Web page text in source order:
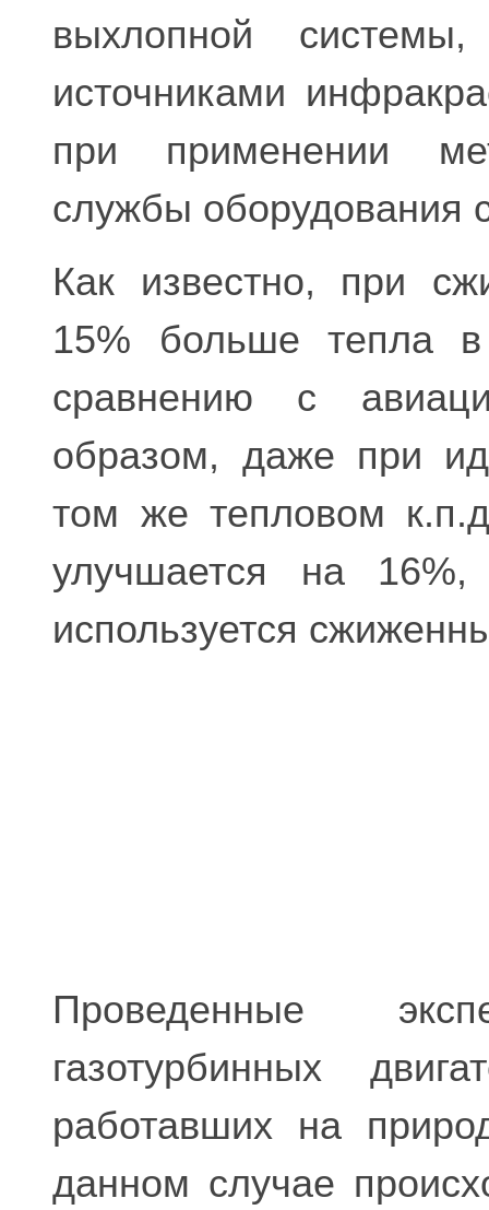
выхлопной
источниками
при применении
службы оборудования
Как известно, при
15% больше тепла
сравнению с
образом, даже при
том же тепловом
улучшается на
используется
Проведенные
газотурбинных
работавших на
данном случае